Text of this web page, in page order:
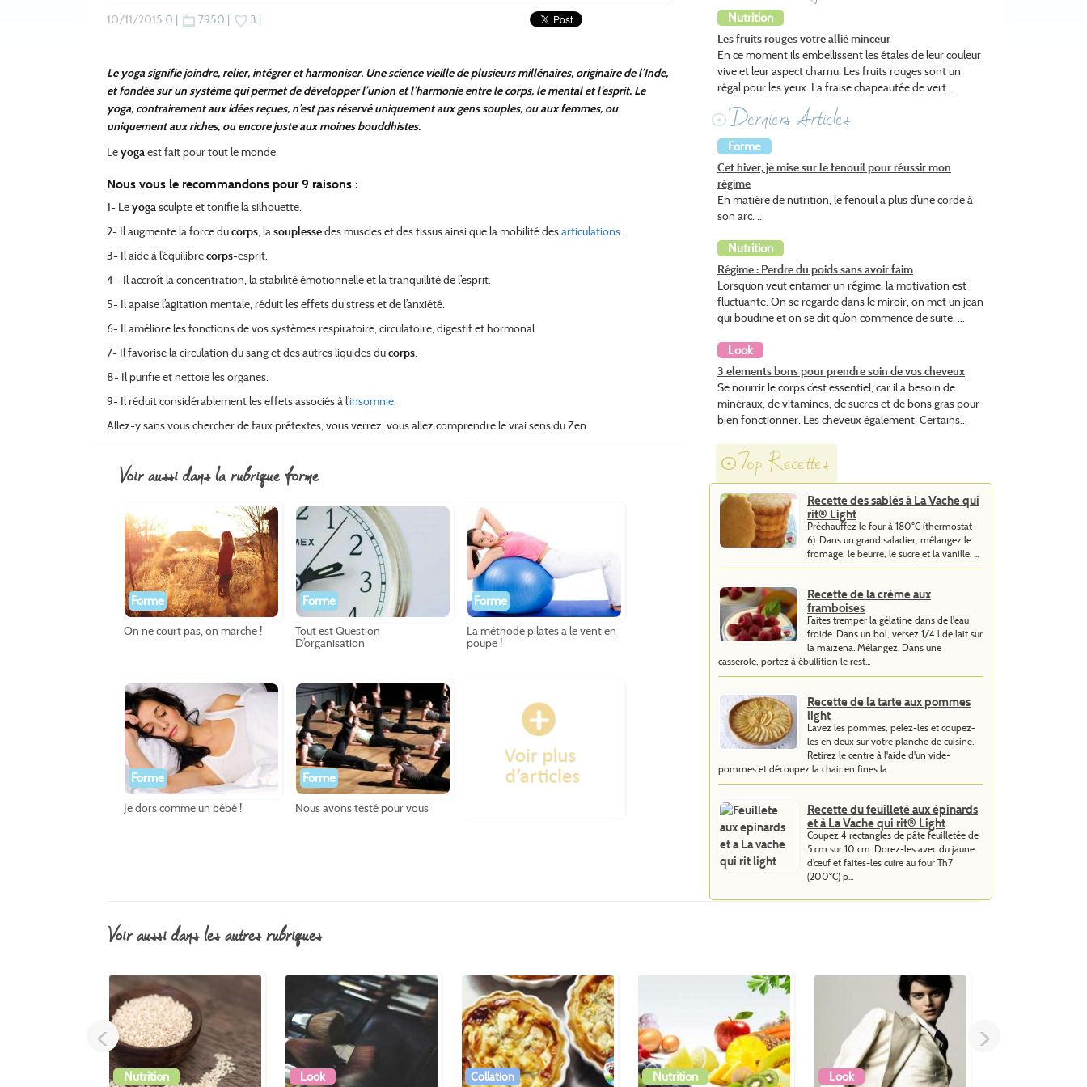
10/11/2015 0 | 7950 | 3 |
Le yoga signifie joindre, relier, intégrer et harmoniser. Une science vieille de plusieurs millénaires, originaire de l’Inde,
et fondée sur un système qui permet de développer l’union et l’harmonie entrele corps, le mental et l’esprit. Le
yoga, contrairement aux idées reçues, n’est pas réservé uniquementaux gens souples, ou aux femmes, ou
uniquement aux riches, ou encore juste aux moinesbouddhistes.
Leyogaest fait pour tout le monde.
Nous vous le recommandons pour 9 raisons :
1- Leyogasculpte et tonifie la silhouette.
2- Il augmente la force ducorps, lasouplessedes muscles et des tissus ainsi que la mobilité desarticulations.
3- Il aide à l’équilibrecorps-esprit.
4- Il accroît la concentration, la stabilité émotionnelle et la tranquillité de l’esprit.
5- Il apaise l’agitation mentale, réduit les effets du stress et de l’anxiété.
6- Il améliore les fonctions de vos systèmes respiratoire, circulatoire, digestif et hormonal.
7- Il favorise la circulation du sang et des autres liquides ducorps.
8- Il purifie et nettoie les organes.
9- Il réduit considérablement les effets associés à l’insomnie.
Allez-y sans vous chercher de faux prétextes, vous verrez, vous allez comprendre le vrai sens du Zen.
voir aussi dans la rubrique forme
Forme
On ne court pas, on marche !
Forme
Tout est Question
D’organisation
Forme
La méthode pilates a le vent en
poupe !
Forme
Je dors comme un bébé !
Forme
Nous avons testé pour vous
Nutrition
Les fruits rouges votre allié minceur
En ce moment ils embellissent les étales de leur couleur
vive et leur aspect charnu. Les fruits rouges sont un
régal pour les yeux. La fraise chapeautée de vert...
Derniers Articles
Forme
Cet hiver, je mise sur le fenouil pour réussir mon
régime
En matière de nutrition, le fenouil a plus d’une corde à
son arc. ...
Nutrition
Régime : Perdre du poids sans avoir faim
Lorsqu’on veut entamer un régime, la motivation est
fluctuante. On se regarde dans le miroir, on met un jean
qui boudine et on se dit qu’on commence de suite. ...
Look
3 elements bons pour prendre soin de vos cheveux
Se nourrir le corps c’est essentiel, car il a besoin de
minéraux, de vitamines, de sucres et de bons gras pour
bien fonctionner. Les cheveux également. Certains...
Top Recettes
Recette des sablés à La Vache qui
rit® Light
Préchauffez le four à 180°C (thermostat
6). Dans un grand saladier, mélangez le
fromage, le beurre, le sucre et la vanille. ...
Recette de la crème aux
framboises
Faites tremper la gélatine dans de l'eau
froide. Dans un bol, versez 1/4 l de lait sur
la maïzena. Mélangez. Dans une
casserole, portez à ébullition le rest...
Recette de la tarte aux pommes
light
Lavez les pommes, pelez-les et coupez-
les en deux sur votre planche de cuisine.
Retirez le centre à l'aide d'un vide-
pommes et découpez la chair en fines la...
Recette du feuilleté aux épinards
et à La Vache qui rit® Light
Coupez 4 rectangles de pâte feuilletée de
5 cm sur 10 cm. Dorez-les avec du jaune
d’œuf et faites-les cuire au four Th7
(200°C) p...
voir aussi dans les autres rubriques
Nutrition Look Collation Nutrition Look
< >